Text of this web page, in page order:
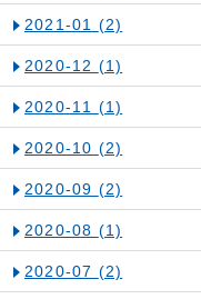
2021-01 (2)
2020-12 (1)
2020-11 (1)
2020-10 (2)
2020-09 (2)
2020-08 (1)
2020-07 (2)